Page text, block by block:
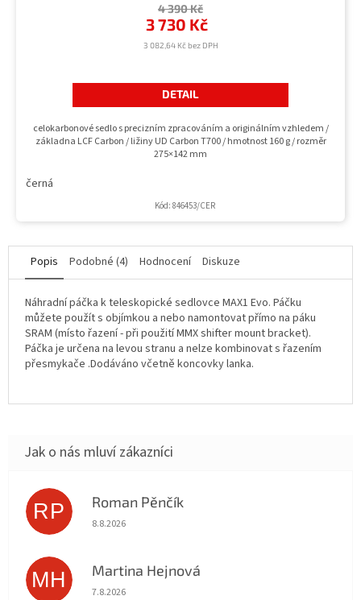
3 082,64 Kč bez DPH
3 730 Kč
4 390 Kč
DETAIL
celokarbonové sedlo s precizním zpracováním a originálním vzhledem /
základna LCF Carbon / ližiny UD Carbon T700 / hmotnost 160 g / rozměr
275×142 mm
černá
Kód: 846453/CER
Popis Podobné (4) Hodnocení Diskuze
Náhradní páčka k teleskopické sedlovce MAX1 Evo. Páčku
můžete použít s objímkou a nebo namontovat přímo na páku
SRAM (místo řazení - při použití MMX shifter mount bracket).
Páčka je určena na levou stranu a nelze kombinovat s řazením
přesmykače .Dodáváno včetně koncovky lanka.
RP Roman Pěnčík
Hodnocení obchodu je 5 z 5 hvězdiček.
8.8.2026
MH Martina Hejnová
Hodnocení obchodu je 5 z 5 hvězdiček.
7.8.2026